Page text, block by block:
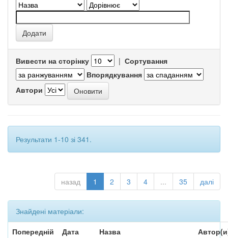
Вивести на сторінку | Сортування
Впорядкування
Автори
Результати 1-10 зі 341.
назад 1 2 3 4 ... 35 далі
Знайдені матеріали:
Попередній
Дата
Назва